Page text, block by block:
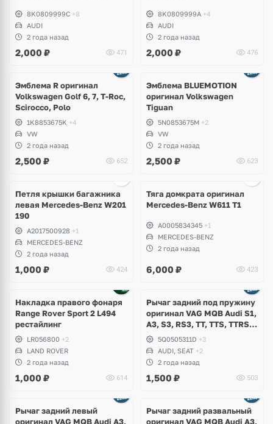
8K0809999C +8
AUDI
2 года назад
2,000 ₽ 471
8K0809999A +4
AUDI
2 года назад
2,000 ₽ 476
Эмблема R оригинал
Volkswagen Golf 6, 7, T-Roc,
Scirocco, Polo
1K8853675K +4
VW
2 года назад
2,500 ₽ 652
Эмблема BLUEMOTION
оригинал Volkswagen
Tiguan
5N0853675M +2
VW
2 года назад
2,500 ₽ 623
Петля крышки багажника
левая Mercedes-Benz W201
190
A2017500928 +1
MERCEDES-BENZ
2 года назад
1,000 ₽ 424
Тяга домкрата оригинал
Mercedes-Benz W611 T1
A0005834345 +1
MERCEDES-BENZ
2 года назад
6,000 ₽ 423
Накладка правого фонаря
Range Rover Sport 2 L494
рестайлинг
LR056800 +2
LAND ROVER
2 года назад
1,000 ₽ 614
Рычаг задний под пружину
оригинал VAG MQB Audi S1,
A3, S3, RS3, TT, TTS, TTRS,
Q2, Volkswagen Golf 7.5 R,
GTI, Alltrack, e-Golf, T-Roc,
Skoda Octavia A7, Karoq,
Seat Ateca, Leon
5Q0505311D +3
AUDI, SEAT +2
2 года назад
1,500 ₽ 503
Рычаг задний левый
оригинал VAG MQB Audi A3,
Рычаг задний развальный
оригинал VAG MQB Audi A3,